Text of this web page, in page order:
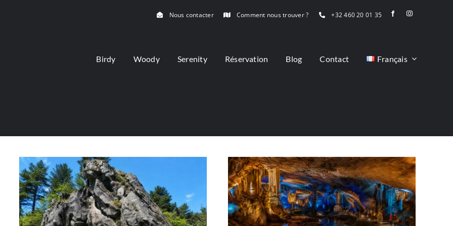
Nous contacter Comment nous trouver ? +32 460 20 01 35
Birdy Woody Serenity Réservation Blog Contact Français